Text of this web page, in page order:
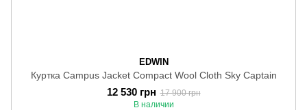
EDWIN
Куртка Campus Jacket Compact Wool Cloth Sky Captain
12 530 грн 17 900 грн
В наличии